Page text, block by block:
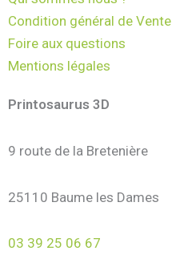
Condition général de Vente
Foire aux questions
Mentions légales
Printosaurus 3D
9 route de la Bretenière
25110 Baume les Dames
03 39 25 06 67